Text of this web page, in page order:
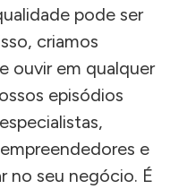
pode ser
criamos
ouvir em qualquer
episódios
e
no seu negócio. É